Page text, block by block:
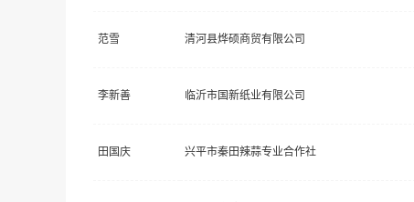
范雪 清河县烨硕商贸有限公司
李新善 临沂市国新纸业有限公司
田国庆 兴平市秦田辣蒜专业合作社